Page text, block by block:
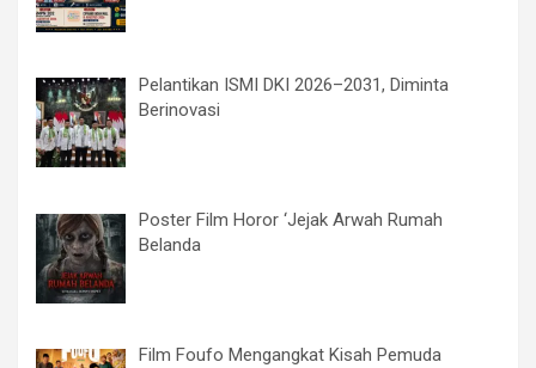
Pelantikan ISMI DKI 2026–2031, Diminta
Berinovasi
Poster Film Horor ‘Jejak Arwah Rumah
Belanda
Film Foufo Mengangkat Kisah Pemuda